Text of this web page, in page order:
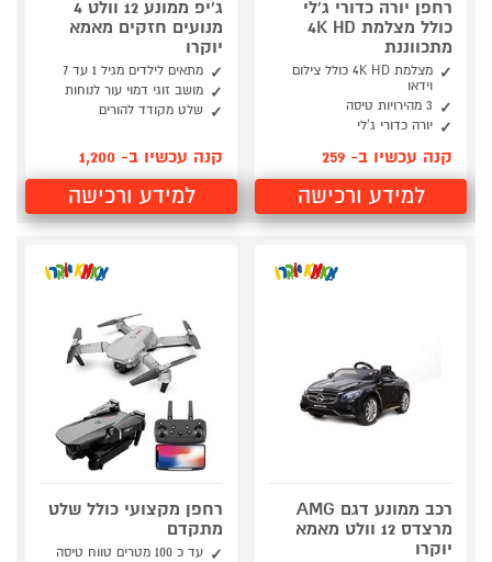
רחפן יורה כדורי ג'לי
כולל מצלמת 4K HD
מתכווננת
מצלמת 4K HD כולל צילום
וידאו
3 מהירויות טיסה
יורה כדורי ג'לי
קנה עכשיו ב- 259
למידע ורכישה
ג'יפ ממונע 12 וולט 4
מנועים חזקים מאמא
יוקרו
מתאים לילדים מגיל 1 עד 7
מושב זוגי דמוי עור לנוחות
שלט מקודד להורים
קנה עכשיו ב- 1,200
למידע ורכישה
רכב ממונע דגם AMG
מרצדס 12 וולט מאמא
יוקרו
רחפן מקצועי כולל שלט
מתקדם
עד כ 100 מטרים טווח טיסה